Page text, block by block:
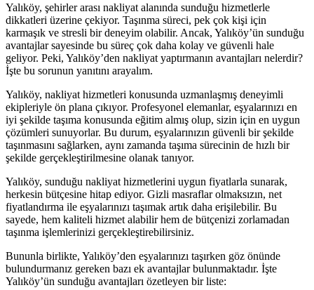
Yalıköy, şehirler arası nakliyat alanında sunduğu hizmetlerle
dikkatleri üzerine çekiyor. Taşınma süreci, pek çok kişi için
karmaşık ve stresli bir deneyim olabilir. Ancak, Yalıköy’ün sunduğu
avantajlar sayesinde bu süreç çok daha kolay ve güvenli hale
geliyor. Peki, Yalıköy’den nakliyat yaptırmanın avantajları nelerdir?
İşte bu sorunun yanıtını arayalım.
Yalıköy, nakliyat hizmetleri konusunda uzmanlaşmış deneyimli
ekipleriyle ön plana çıkıyor. Profesyonel elemanlar, eşyalarınızı en
iyi şekilde taşıma konusunda eğitim almış olup, sizin için en uygun
çözümleri sunuyorlar. Bu durum, eşyalarınızın güvenli bir şekilde
taşınmasını sağlarken, aynı zamanda taşıma sürecinin de hızlı bir
şekilde gerçekleştirilmesine olanak tanıyor.
Yalıköy, sunduğu nakliyat hizmetlerini uygun fiyatlarla sunarak,
herkesin bütçesine hitap ediyor. Gizli masraflar olmaksızın, net
fiyatlandırma ile eşyalarınızı taşımak artık daha erişilebilir. Bu
sayede, hem kaliteli hizmet alabilir hem de bütçenizi zorlamadan
taşınma işlemlerinizi gerçekleştirebilirsiniz.
Bununla birlikte, Yalıköy’den eşyalarınızı taşırken göz önünde
bulundurmanız gereken bazı ek avantajlar bulunmaktadır. İşte
Yalıköy’ün sunduğu avantajları özetleyen bir liste: